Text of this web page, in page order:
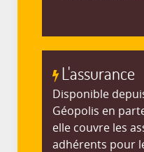
L'assurance
Disponible
Géopolis en
elle couvre les
adhérents pour